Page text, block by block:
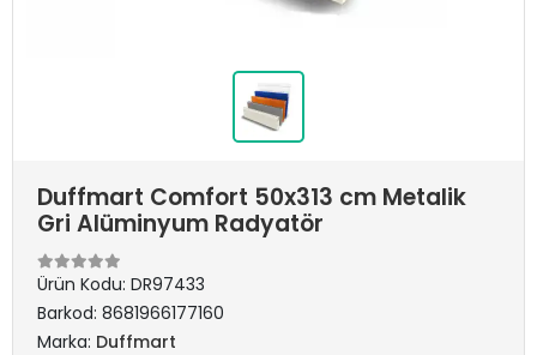
Duffmart Comfort 50x313 cm Metalik
Gri Alüminyum Radyatör
Ürün Kodu: DR97433
Barkod: 8681966177160
Marka: Duffmart